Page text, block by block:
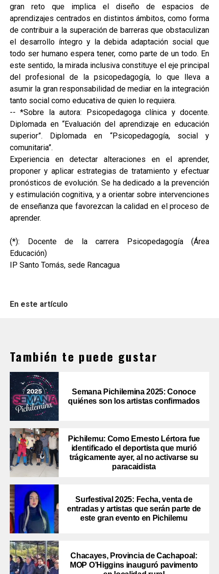
gran reto que implica el diseño de espacios de
aprendizajes centrados en distintos ámbitos, como forma
de contribuir a la superación de barreras que obstaculizan
el desarrollo íntegro y la debida adaptación social que
todo ser humano espera tener, como parte de un todo. En
este sentido, la mirada inclusiva constituye el eje principal
del profesional de la psicopedagogía, lo que lleva a
asumir la gran responsabilidad de mediar en la integración
tanto social como educativa de quien lo requiera.
-- *Sobre la autora: Psicopedagoga clínica y docente.
Diplomada en “Evaluación del aprendizaje en educación
superior”. Diplomada en “Psicopedagogía, social y
comunitaria”.
Experiencia en detectar alteraciones en el aprender,
proponer y aplicar estrategias de tratamiento y efectuar
pronósticos de evolución. Se ha dedicado a la prevención
y estimulación cognitiva, y a orientar sobre intervenciones
de enseñanza que favorezcan la calidad en el proceso de
aprender.
(*): Docente de la carrera Psicopedagogía (Área
Educación)
IP Santo Tomás, sede Rancagua
En este artículo
También te puede gustar
Semana Pichilemina 2025: Conoce
quiénes son los artistas confirmados
Pichilemu: Como Ernesto Lértora fue
identificado el deportista que murió
trágicamente ayer, al no activarse su
paracaidista
Surfestival 2025: Fecha, venta de
entradas y artistas que serán parte de
este gran evento en Pichilemu
Chacayes, Provincia de Cachapoal:
MOP O’Higgins inauguró pavimento